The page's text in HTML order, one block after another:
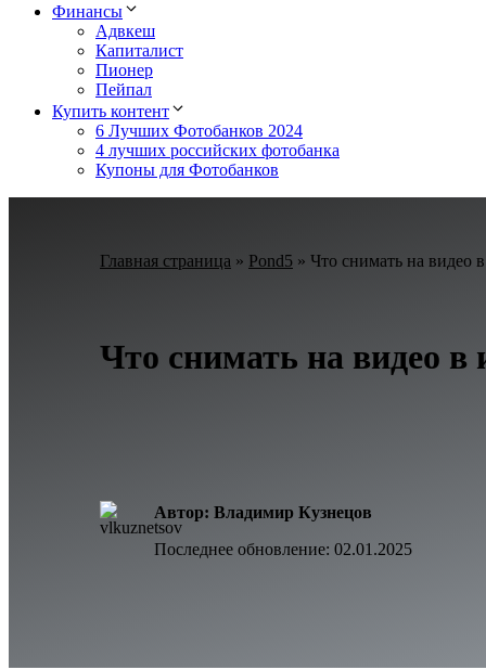
Финансы
Адвкеш
Капиталист
Пионер
Пейпал
Купить контент
6 Лучших Фотобанков 2024
4 лучших российских фотобанка
Купоны для Фотобанков
Главная страница » Pond5 » Что снимать на видео
Что снимать на видео
Автор: Владимир Кузнецов
Последнее обновление: 02.01.2025